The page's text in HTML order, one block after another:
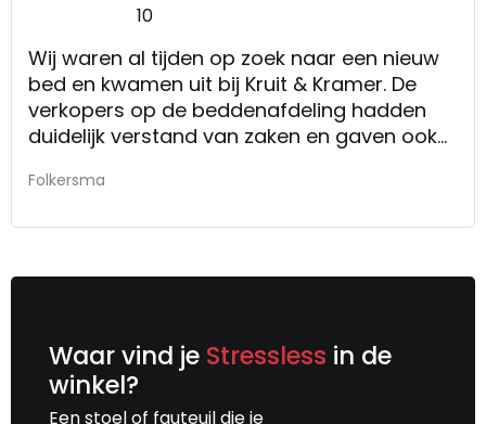
10
Wij waren al tijden op zoek naar een nieuw
bed en kwamen uit bij Kruit & Kramer. De
verkopers op de beddenafdeling hadden
duidelijk verstand van zaken en gaven ook
tevredenheid. Uiteindelijk hebben wij een
vrienden.
Eerlijke verkopers, met een oprecht advies.
Vakbekwame verkopers en nemen echt de
Folkersma
Waar vind je Stressless in de
winkel?
Een stoel of fauteuil die je